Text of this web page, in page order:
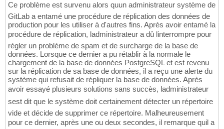
Ce problème est survenu alors quun administrateur système de
GitLab a entamé une procédure de réplication des données de
production pour les utiliser à d'autres fins. Après avoir entamé la
procédure de réplication, ladministrateur a dû linterrompre pour
régler un problème de spam et de surcharge de la base de
données. Lorsque ce dernier a pu rétablir à la normale le
chargement de la base de données PostgreSQL et est revenu
sur la réplication de sa base de données, il a reçu une alerte du
système qui refusait de répliquer la base de données. Après
avoir essayé plusieurs solutions sans succès, ladministrateur
sest dit que le système doit certainement détecter un répertoire
vide et décide de supprimer ce répertoire. Malheureusement
pour ce dernier, après une ou deux secondes, il remarque quil a